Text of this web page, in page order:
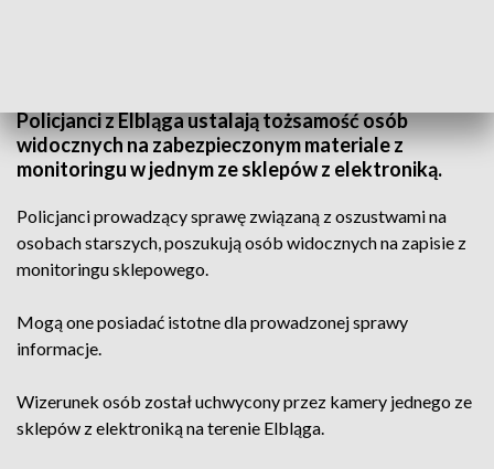
Policjanci z Elbląga ustalają tożsamość osób
widocznych na zabezpieczonym materiale z
monitoringu w jednym ze sklepów z elektroniką.
Policjanci prowadzący sprawę związaną z oszustwami na
osobach starszych, poszukują osób widocznych na zapisie z
monitoringu sklepowego.
Mogą one posiadać istotne dla prowadzonej sprawy
informacje.
Wizerunek osób został uchwycony przez kamery jednego ze
sklepów z elektroniką na terenie Elbląga.